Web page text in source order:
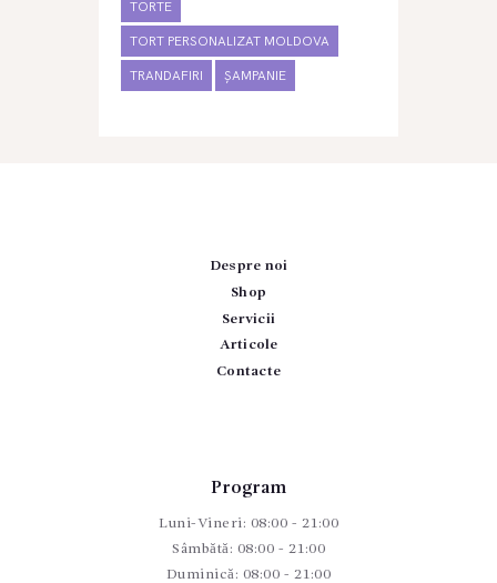
TORTE
TORT PERSONALIZAT MOLDOVA
TRANDAFIRI ȘAMPANIE
Despre noi
Shop
Servicii
Articole
Contacte
Program
Luni-Vineri: 08:00 - 21:00
Sâmbătă: 08:00 - 21:00
Duminică: 08:00 - 21:00